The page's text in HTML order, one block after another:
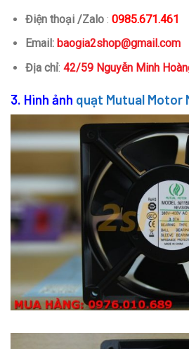
Điện thoại /Zalo: 0985.671.461
Email: baogia2shop@gmail.com
Địa chỉ: 42/59 Nguyễn Minh
3. Hình ảnh quạt Mutual Motor